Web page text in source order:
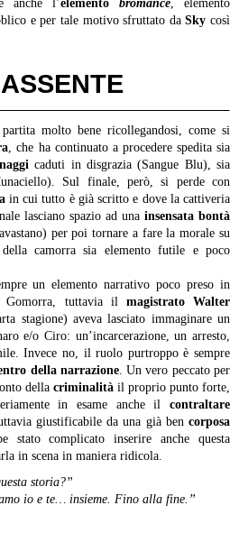
anche l’elemento bromance , elemento
e per tale motivo sfruttato daSky così
molto bene ricollegandosi, come si
, che ha continuato a procedere spedita sia
caduti in disgrazia (Sangue Blu), sia
Sul finale, però, si perde con
in cui tutto è già scritto e dove la cattiveria
lasciano spazio ad una insensata bontà
per poi tornare a fare la morale su
camorra sia elemento futile e poco
un elemento narrativo poco preso in
Gomorra, tuttavia il magistrato Walter
stagione) aveva lasciato immaginare un
e/o Ciro: un’incarcerazione, un arresto,
Invece no, il ruolo purtroppo è sempre
della narrazione. Un vero peccato per
della criminalità il proprio punto forte,
in esame anche il contraltare
giustificabile da una già ben corposa
stato complicato inserire anche questa
in scena in maniera ridicola.
storia?”
io e te… insieme. Fino alla fine.”